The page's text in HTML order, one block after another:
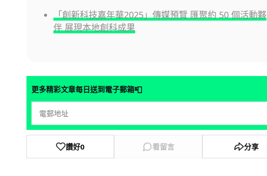
「創新科技嘉年華2025」傳媒預覽 匯聚約 50 個活動夥
伴 展現本地創科成果
更多精彩文章每日送到電子郵箱📮
讚好0 看留言 分享